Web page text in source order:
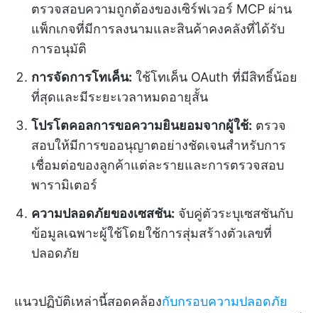
ตรวจสอบความถูกต้องของเซิร์ฟเวอร์ MCP ผ่าน
แพ็กเกจที่มีการลงนามและสินค้าคงคลังที่ได้รับ
การอนุมัติ
การจัดการโทเค็น: ใช้โทเค็น OAuth ที่มีสิทธิ์น้อย
ที่สุดและมีระยะเวลาหมดอายุสั้น
โปรโตคอลการขอความยินยอมจากผู้ใช้: ตรวจ
สอบให้มีการขออนุญาตอย่างชัดเจนสำหรับการ
เชื่อมต่อของลูกค้าแต่ละรายและการตรวจสอบ
พารามิเตอร์
ความปลอดภัยของเซสชัน: จับคู่ตัวระบุเซสชันกับ
ข้อมูลเฉพาะผู้ใช้โดยใช้การสุ่มสร้างตัวเลขที่
ปลอดภัย
แนวปฏิบัติเหล่านี้สอดคล้องกับกรอบความปลอดภัย